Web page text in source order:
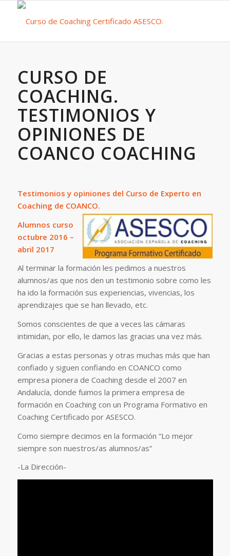
CURSO DE
COACHING.
TESTIMONIOS Y
OPINIONES DE
COANCO COACHING
Testimonios y opiniones del Curso de Experto en
Coaching de COANCO.
Alumnos curso
octubre 2016 –
abril 2017
Al terminar la formación les pedimos a nuestros
alumnos/as que nos den un testimonio sobre como les
ha ido la formación sus experiencias, vivencias, los
aprendizajes que se han llevado, etc.
Somos conscientes de que a veces las cámaras
intimidan, por ello, le damos las gracias una vez más.
Gracias a estas personas y otras muchas más que han
confiado y siguen confiando en COANCO como
empresa pionera de Coaching desde el 2007 en
Andalucía, donde fuimos la primera empresa de
formación en Coaching con un Programa Formativo en
Coaching Certificado por ASESCO.
Como siempre decimos en la formación “Lo mejor
siempre son nuestros/as alumnos/as”
-La Dirección-